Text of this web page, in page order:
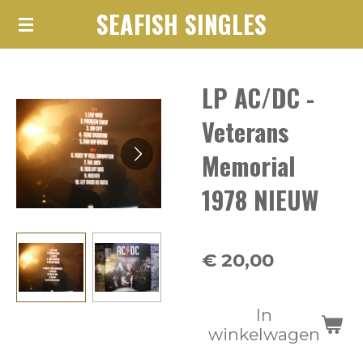
Ga
hoofdinhoud
SEAFISH SINGLES
LP AC/DC -
Veterans
Memorial
1978 NIEUW
€ 20,00
In
winkelwagen